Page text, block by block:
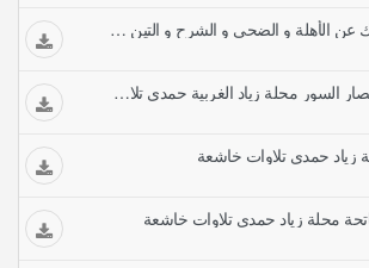
البقرة يسئلونك عن الأهلة و الضحى و الشرح و التين محلة زياد حمدي تلاوات خاشعة
اخر الانبياء وقصار السور محلة زياد الغربية حمدي تلاوات خاشعة
زياد حمدي تلاوات خاشعة
محلة زياد حمدي تلاوات خاشعة